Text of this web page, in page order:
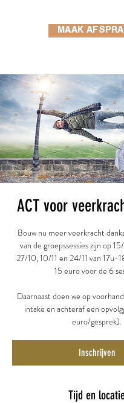
MAAK
ACT voor
Bouw nu meer veerkracht
van de groepssessies zijn op
27/10, 10/11 en 24/11 van 17u-
15 euro voor de 6
Daarnaast doen we op
intake en achteraf een
euro/gesprek).
Inschrijven
Tijd en